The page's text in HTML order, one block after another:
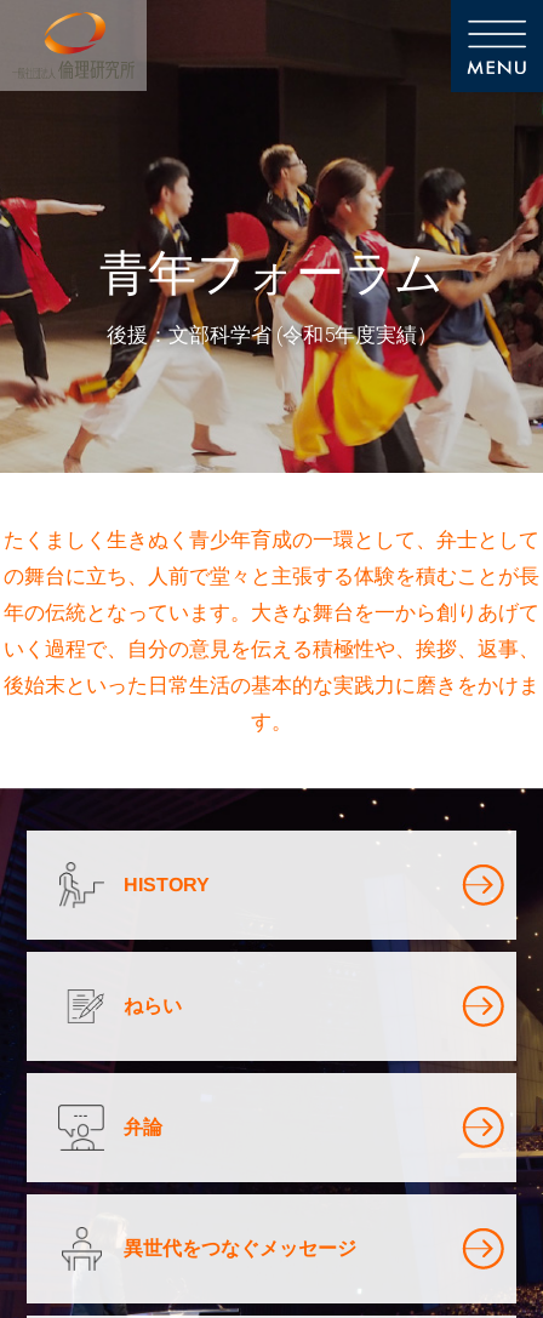
青年フォーラム
後援：文部科学省 (令和5年度実績）
たくましく生きぬく青少年育成の一環として、弁士として
の舞台に立ち、
人前で堂々と主張する体験を積むことが長
年の伝統となっています。 大きな舞台を一から創りあげて
いく過程で、自分の意見を伝える積極性や、 挨拶、返事、
後始末といった日常生活の基本的な実践力に磨きをかけま
す。
HISTORY
ねらい
弁論
異世代をつなぐメッセージ